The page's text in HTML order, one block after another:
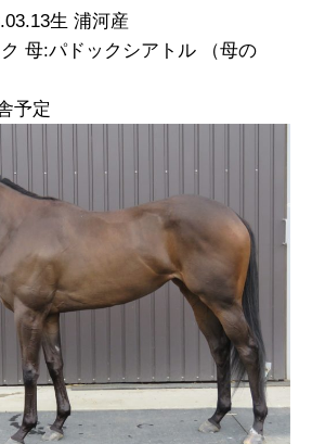
生 浦河産
母:パドックシアトル （母の
予定